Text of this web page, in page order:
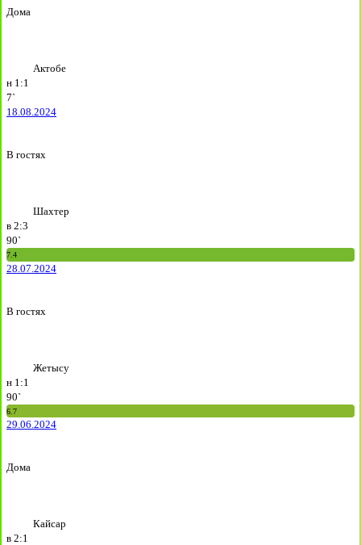
Дома
Актобе
н 1:1
7`
18.08.2024
В гостях
Шахтер
в 2:3
90`
7.4
28.07.2024
В гостях
Жетысу
н 1:1
90`
6.7
29.06.2024
Дома
Кайсар
в 2:1